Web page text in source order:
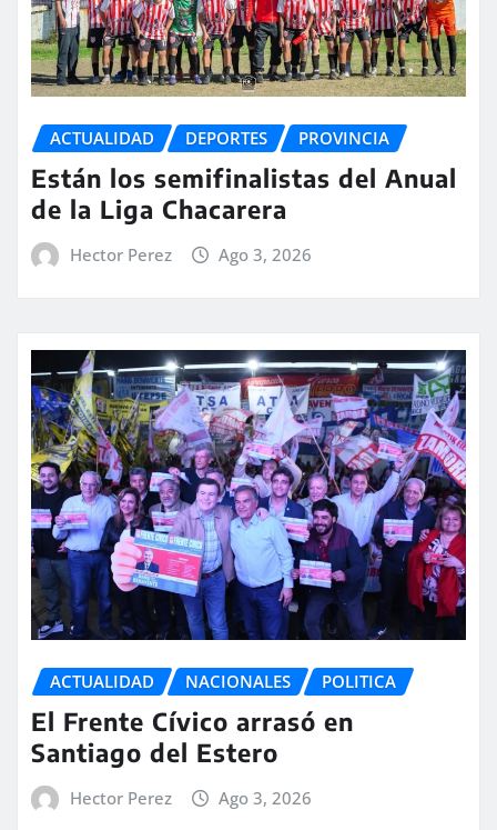
ACTUALIDAD DEPORTES PROVINCIA
Están los semifinalistas del Anual
de la Liga Chacarera
Hector Perez Ago 3, 2026
ACTUALIDAD NACIONALES POLITICA
El Frente Cívico arrasó en
Santiago del Estero
Hector Perez Ago 3, 2026